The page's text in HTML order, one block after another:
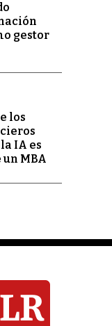
gestor
los
IA es
MBA